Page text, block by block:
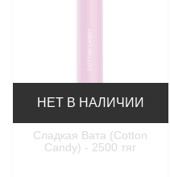
НЕТ В НАЛИЧИИ
Сладкая Вата (Cotton
Candy) - 2500 тяг